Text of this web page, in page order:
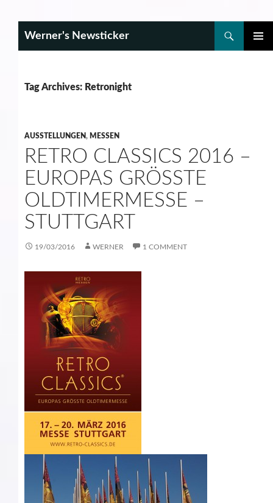
Werner's Newsticker
Tag Archives: Retronight
AUSSTELLUNGEN, MESSEN
RETRO CLASSICS 2016 –
EUROPAS GRÖSSTE O
LDTIMERMESSE – S
TUTTGART
19/03/2016 WERNER 1 COMMENT